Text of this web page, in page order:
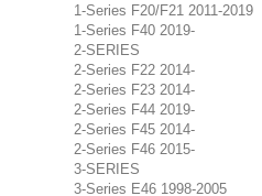
1-Series F20/F21 2011-2019
1-Series F40 2019-
2-SERIES
2-Series F22 2014-
2-Series F23 2014-
2-Series F44 2019-
2-Series F45 2014-
2-Series F46 2015-
3-SERIES
3-Series E46 1998-2005